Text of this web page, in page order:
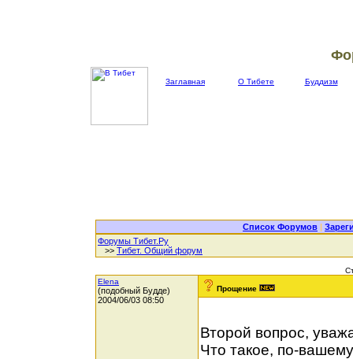
Заглавная О Тибете Буддизм
Список Форумов |
Форумы Тибет.Ру
>> Тибет. Общий форум
Elena
(подобный Будде)
2004/06/03 08:50
Прощение
Второй вопрос,
Что такое, по-